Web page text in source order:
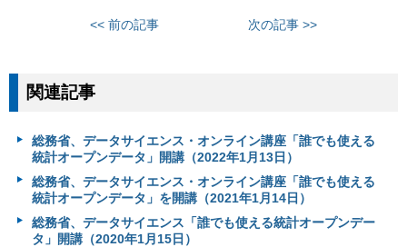
<< 前の記事 次の記事 >>
関連記事
総務省、データサイエンス・オンライン講座「誰でも使える
統計オープンデータ」開講（2022年1月13日）
総務省、データサイエンス・オンライン講座「誰でも使える
統計オープンデータ」を開講（2021年1月14日）
総務省、データサイエンス「誰でも使える統計オープンデー
タ」開講（2020年1月15日）